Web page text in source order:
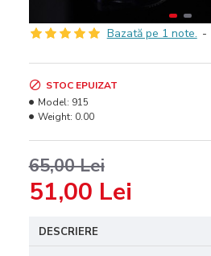
Bazată pe 1 note. -
51,00 Lei
65,00 Lei
STOC EPUIZAT
Model: 915
Weight: 0.00
DESCRIERE